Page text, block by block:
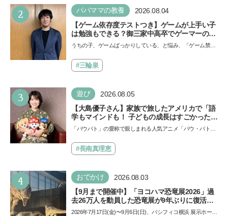
い…
2 パパママの教養 2026.08.04
【ゲーム依存度テストつき】ゲームが上手い子
は勉強もできる？御三家中高卒でゲーマーの医
師・阿部智史さんが教えるゲームしながら受験
うちの子、ゲームばっかりしている、と悩み、「ゲーム禁
も…#三輪泉
3 遊び 2026.08.05
【大島優子さん】家族で旅したアメリカで「語
学もマインドも！ 子どもの成長はすごかった」
声優をつとめた映画『パウ・パトロール ザ・ダ
できると子どもに知ってほしい
「パウパト」の愛称で親しまれる人気アニメ「パウ・パトロ
ザ…#長南真理恵
4 おでかけ 2026.08.03
【9月まで開催中】「ヨコハマ恐竜展2026」過
去26万人を動員した恐竜展が9年ぶりに復活！
夏休みのおでかけで楽しむポイントを完全ガイ
2026年7月17日(金)〜9月6日(日)、パシフィコ横浜 展示ホール